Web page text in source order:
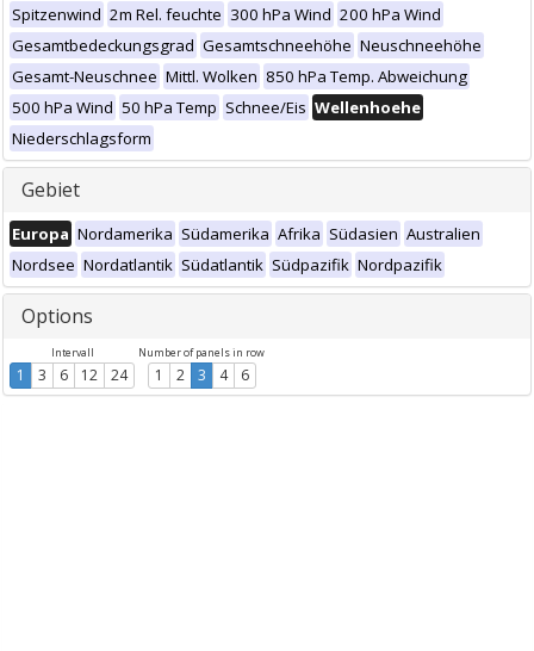
Spitzenwind 2m Rel. feuchte 300 hPa Wind 200 hPa Wind
Gesamtbedeckungsgrad Gesamtschneehöhe Neuschneehöhe
Gesamt-Neuschnee Mittl. Wolken 850 hPa Temp. Abweichung
500 hPa Wind 50 hPa Temp Schnee/Eis Wellenhoehe
Niederschlagsform
Gebiet
Europa Nordamerika Südamerika Afrika Südasien Australien
Nordsee Nordatlantik Südatlantik Südpazifik Nordpazifik
Options
Intervall
1 3 6 12 24
Number of panels in row
1 2 3 4 6